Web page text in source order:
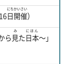
16日
にち
開催
かいさい
）
ら見
み
た日本
にほん
～」